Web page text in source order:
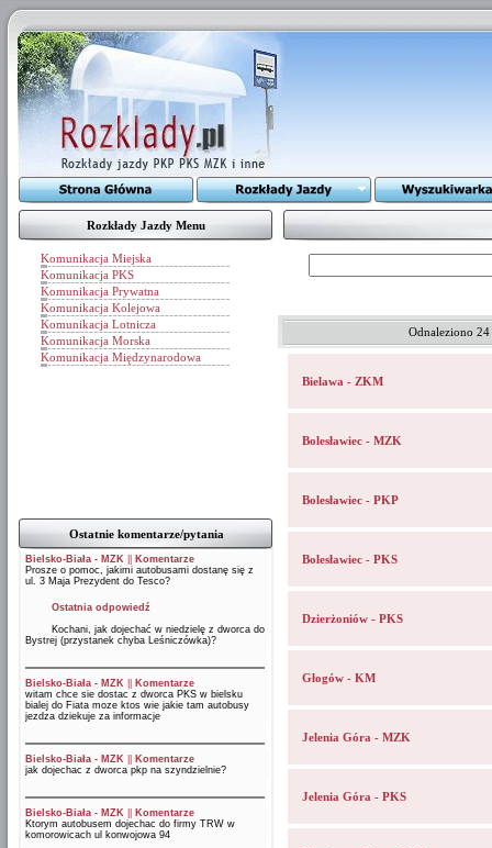
Rozkłady Jazdy Menu
Komunikacja Miejska
Komunikacja PKS
Komunikacja Prywatna
Komunikacja Kolejowa
Komunikacja Lotnicza
Komunikacja Morska
Komunikacja Międzynarodowa
Ostatnie komentarze/pytania
Bielsko-Biała - MZK
Komentarze
Prosze o pomoc, jakimi autobusami dostanę się z
ul. 3 Maja Prezydent do Tesco?
Ostatnia odpowiedź
Kochani, jak dojechać w niedzielę z dworca do
Bystrej (przystanek chyba Leśniczówka)?
Bielsko-Biała - MZK
Komentarze
witam chce sie dostac z dworca PKS w bielsku
bialej do Fiata moze ktos wie jakie tam autobusy
jezdza dziekuje za informacje
Bielsko-Biała - MZK
Komentarze
jak dojechac z dworca pkp na szyndzielnie?
Bielsko-Biała - MZK
Komentarze
Ktorym autobusem dojechac do firmy TRW w
komorowicach ul konwojowa 94
Odnaleziono
Bielawa - ZKM
Bolesławiec - MZK
Bolesławiec - PKP
Bolesławiec - PKS
Dzierżoniów - PKS
Głogów - KM
Jelenia Góra - MZK
Jelenia Góra - PKS